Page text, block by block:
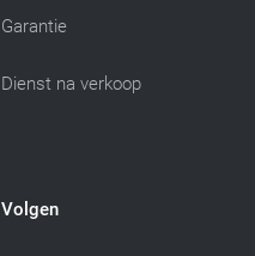
Garantie
Dienst na verkoop
Volgen